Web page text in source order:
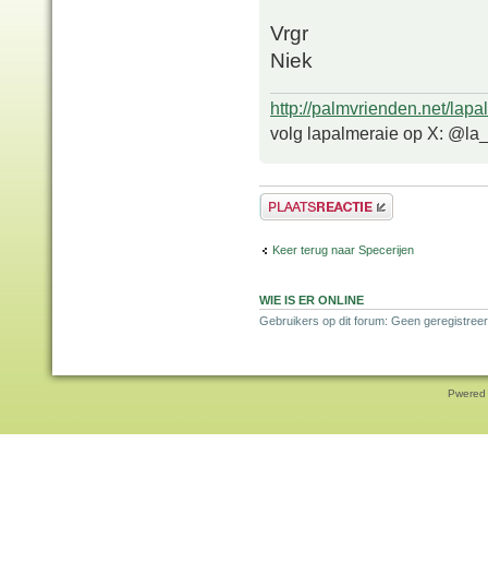
Vrgr
Niek
http://palmvrienden.net/
volg lapalmeraie op X:
Plaats een reactie
Keer terug naar Specerijen
WIE IS ER ONLINE
Gebruikers op dit forum: Geen